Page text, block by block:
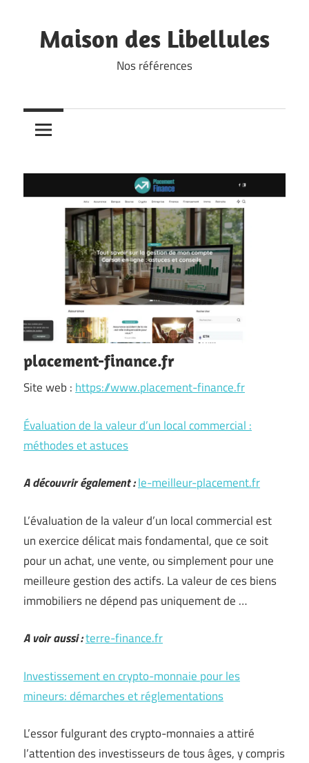
content
Maison des Libellules
Nos références
placement-finance.fr
Site web : https://www.placement-finance.fr
Évaluation de la valeur d’un local commercial :
méthodes et astuces
A découvrir également :le-meilleur-placement.fr
L’évaluation de la valeur d’un local commercial est
un exercice délicat mais fondamental, que ce soit
pour un achat, une vente, ou simplement pour une
meilleure gestion des actifs. La valeur de ces biens
immobiliers ne dépend pas uniquement de …
A voir aussi :terre-finance.fr
Investissement en crypto-monnaie pour les
mineurs: démarches et réglementations
L’essor fulgurant des crypto-monnaies a attiré
l’attention des investisseurs de tous âges, y compris